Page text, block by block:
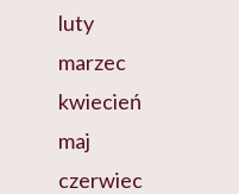
luty
marzec
kwiecień
maj
czerwiec